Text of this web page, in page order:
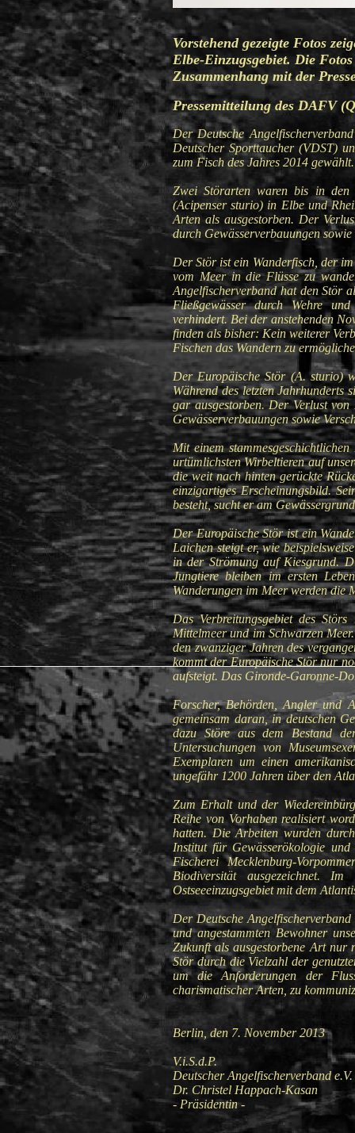
Vorstehend gezeigte Fotos
Elbe-Einzugsgebiet. Die
Zusammenhang mit der
Pressemitteilung des DAFV
Der Deutsche
Deutscher Sporttaucher (VDST)
zum Fisch des Jahres 2014
Zwei Störarten waren bis in den
(Acipenser sturio) in Elbe und
Arten als ausgestorben. Der
durch Gewässerverbauungen
Der Stör ist ein Wanderfisch, der
vom Meer in die Flüsse zu
Angelfischerverband hat den Stör
Fließgewässer durch Wehre
verhindert. Bei der anstehenden
finden als bisher: Kein weiterer
Fischen das Wandern zu
Der Europäische Stör (A. sturio)
Während des letzten Jahrhunderts
gar ausgestorben. Der Verlust von
Gewässerverbauungen sowie
Mit einem
urtümlichsten Wirbeltieren auf
die weit nach hinten gerückte
einzigartiges Erscheinungsbild.
besteht, sucht er am
Der Europäische Stör ist ein
Laichen steigt er, wie
in der Strömung auf Kiesgrund.
Jungtiere bleiben im ersten
Wanderungen im Meer werden die
Das Verbreitungsgebiet des
Mittelmeer und im Schwarzen
den zwanziger Jahren des
kommt der Europäische Stör nur
aufsteigt. Das Gironde-Garonne-
Forscher, Behörden, Angler und
gemeinsam daran, in deutschen
dazu Störe aus dem Bestand
Untersuchungen von
Exemplaren um einen
ungefähr 1200 Jahren über den
Zum Erhalt und der
Reihe von Vorhaben realisiert
hatten. Die Arbeiten wurden
Institut für Gewässerökologie
Fischerei Mecklenburg-
Biodiversität ausgezeichnet.
Ostseeeinzugsgebiet mit dem
Der Deutsche
und angestammten Bewohner
Zukunft als ausgestorbene Art nur
Stör durch die Vielzahl der
um die Anforderungen der
charismatischer Arten, zu
Berlin, den 7. November 2013
Deutscher
Dr. Christel
- Präsidentin -